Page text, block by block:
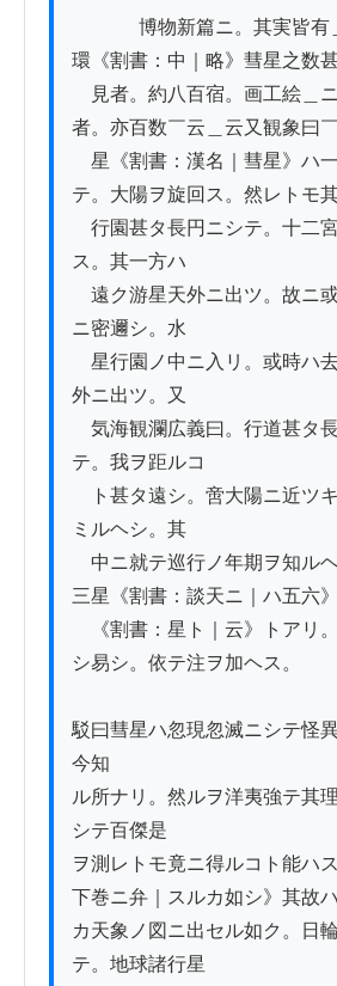
環《割書：中｜略》彗星之数
見者。約八百宿。画工絵＿
者。亦百数￣云＿云又観象曰
星《割書：漢名｜彗星》ハ
テ。大陽ヲ旋回ス。然レトモ
行園甚タ長円ニシテ。十二
ス。其一方ハ
遠ク游星天外ニ出ツ。故ニ
ニ密邇シ。水
星行園ノ中ニ入リ。或時ハ
外ニ出ツ。又
気海観瀾広義曰。行道甚タ
テ。我ヲ距ルコ
ト甚タ遠シ。啻大陽ニ近ツ
ミルヘシ。其
中ニ就テ巡行ノ年期ヲ知ル
三星《割書：談天ニ｜ハ五六》
《割書：星ト｜云》トアリ
シ易シ。依テ注ヲ加ヘス。
駁曰彗星ハ忽現忽滅ニシテ怪
今知
ル所ナリ。然ルヲ洋夷強テ其
シテ百傑是
ヲ測レトモ竟ニ得ルコト能ハ
下巻ニ弁｜スルカ如シ》其故
カ天象ノ図ニ出セル如ク。日
テ。地球諸行星